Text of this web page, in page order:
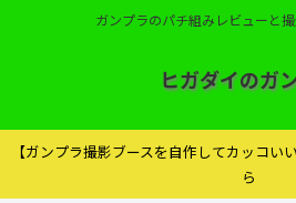
ガンプラのパチ組みレビューと
ヒガダイのガ
【ガンプラ撮影ブースを自作してカッコい
ら